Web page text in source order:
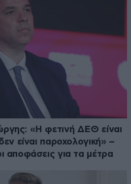
«Η φετινή ΔΕΘ είναι
είναι παροχολογική» –
αποφάσεις για τα μέτρα